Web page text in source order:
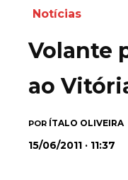
Notícias
Volante
ao
POR ÍTALO OLIVEIRA
15/06/2011 · 11:37